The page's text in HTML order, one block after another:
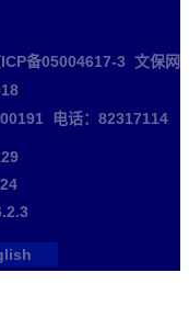
备05004617-3 文保网
电话：82317114
24
.2.3